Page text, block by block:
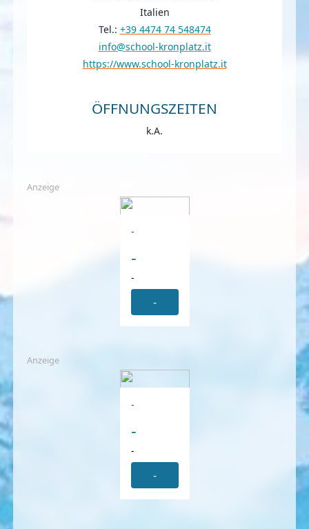
Italien
Tel.: +39 4474 74 548474
info@school-kronplatz.it
https://www.school-kronplatz.it
ÖFFNUNGSZEITEN
k.A.
Anzeige
-
-
-
-
Anzeige
-
-
-
-